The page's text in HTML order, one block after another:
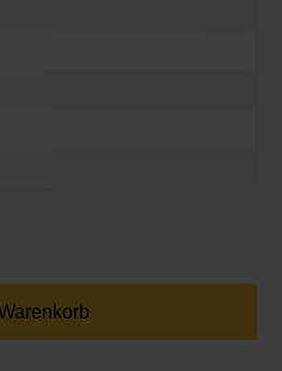
den gewünschten